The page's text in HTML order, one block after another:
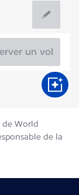
un vol
de World
de la